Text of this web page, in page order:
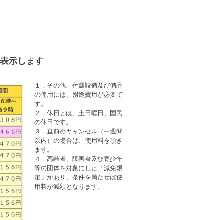
示します
１．その他、付属設備及び備品
の使用には、別途費用が必要で
す。
２．休日とは、土日曜日、国民
の休日です。
３．直前のキャンセル（一週間
以内）の場合は、使用料を頂き
ます。
４．高齢者、障害者及び青少年
等の団体を対象にした「減免規
定」があり、条件を満たせば使
用料が減額となります。